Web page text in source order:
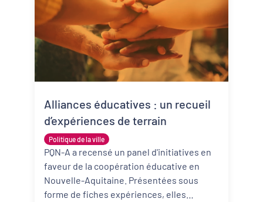
Politique de la ville
Alliances éducatives : un recueil
d’expériences de terrain
PQN-A a recensé un panel d'initiatives en
faveur de la coopération éducative en
Nouvelle-Aquitaine. Présentées sous
forme de fiches expériences, elles